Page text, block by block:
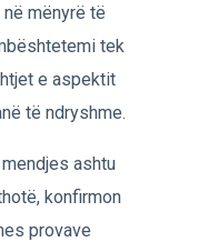
mënyrë të
tek
e aspektit
të ndryshme.
ashtu
konfirmon
provave